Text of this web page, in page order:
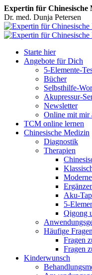
Expertin für Chinesische
Dr. med. Dunja Petersen
Facebook
Starte hier
Angebote für Dich
5-Elemente-
Bücher
Selbsthilfe-
Akupressur-
Newsletter
Online mit mir
TCM online lernen
Chinesische Medizin
Diagnostik
Therapien
Aku-
5-
Qigong
Häufige Fragen
Fragen
Fragen
Kinderwunsch